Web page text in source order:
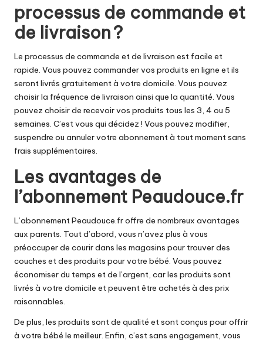
processus de commande et
de livraison ?
Le processus de commande et de livraison est facile et
rapide. Vous pouvez commander vos produits en ligne et ils
seront livrés gratuitement à votre domicile. Vous pouvez
choisir la fréquence de livraison ainsi que la quantité. Vous
pouvez choisir de recevoir vos produits tous les 3, 4 ou 5
semaines. C’est vous qui décidez ! Vous pouvez modifier,
suspendre ou annuler votre abonnement à tout moment sans
frais supplémentaires.
Les avantages de
l’abonnement Peaudouce.fr
L’abonnement Peaudouce.fr offre de nombreux avantages
aux parents. Tout d’abord, vous n’avez plus à vous
préoccuper de courir dans les magasins pour trouver des
couches et des produits pour votre bébé. Vous pouvez
économiser du temps et de l’argent, car les produits sont
livrés à votre domicile et peuvent être achetés à des prix
raisonnables.
De plus, les produits sont de qualité et sont conçus pour offrir
à votre bébé le meilleur. Enfin, c’est sans engagement, vous